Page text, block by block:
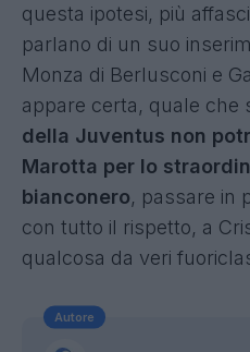
questa ipotesi, più
parlano di un suo
Monza di Berlusconi e
appare certa, quale che
della Juventus non
Marotta per lo
bianconero, passare in
con tutto il rispetto, a
qualcosa da veri
Autore